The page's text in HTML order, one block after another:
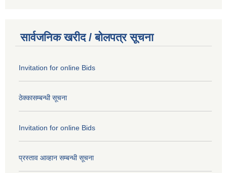
सार्वजनिक खरीद / बोलपत्र सूचना
Invitation for online Bids
ठेक्कासम्बन्धी सूचना
Invitation for online Bids
प्रस्ताव आव्हान सम्बन्धी सूचना